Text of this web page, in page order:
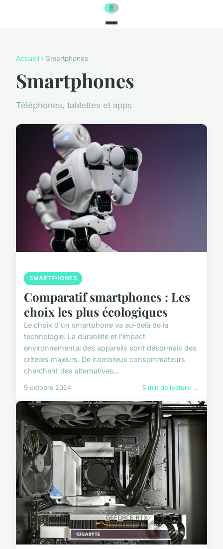
Accueil › Smartphones
Smartphones
Téléphones, tablettes et apps
SMARTPHONES
Comparatif smartphones : Les
choix les plus écologiques
Le choix d'un smartphone va au-delà de la
technologie. La durabilité et l'impact
environnemental des appareils sont désormais des
critères majeurs. De nombreux consommateurs
cherchent des alternatives...
9 octobre 2024 5 min de lecture →